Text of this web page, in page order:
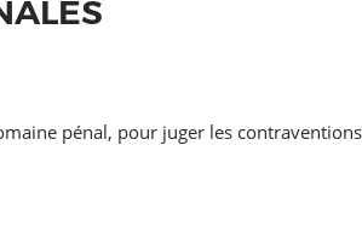
pénal, pour juger les